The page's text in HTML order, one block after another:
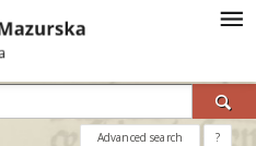
Advanced search ?